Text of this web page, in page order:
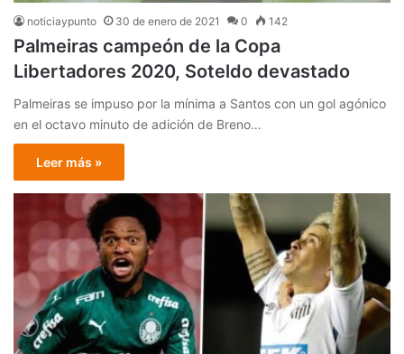
noticiaypunto 30 de enero de 2021 0 142
Palmeiras campeón de la Copa
Libertadores 2020, Soteldo devastado
Palmeiras se impuso por la mínima a Santos con un gol agónico
en el octavo minuto de adición de Breno…
Leer más »